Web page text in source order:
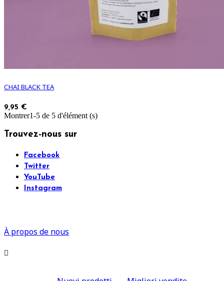
CHAI BLACK TEA
9,95 €
Montrer1-5 de 5 d'élément (s)
Trouvez-nous sur
Facebook
Twitter
YouTube
Instagram
À propos de nous
